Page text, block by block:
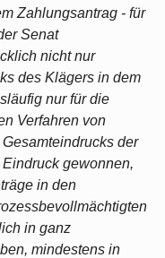
Zahlungsantrag - für
Senat
nicht nur
des Klägers in dem
nur für die
Verfahren von
der
gewonnen,
in den
in ganz
mindestens in